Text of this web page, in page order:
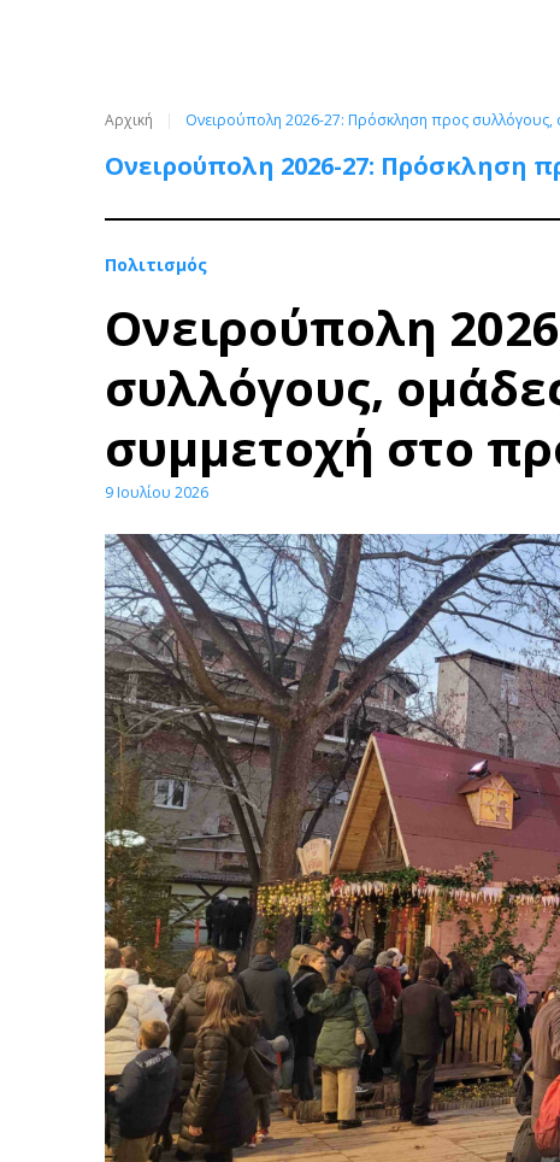
Αρχική Ονειρούπολη 2026-27: Πρόσκληση προς
Ονειρούπολη 2026-27: Πρόσκληση
Πολιτισμός
Ονειρούπολη
συλλόγους,
συμμετοχή στο
9 Ιουλίου 2026